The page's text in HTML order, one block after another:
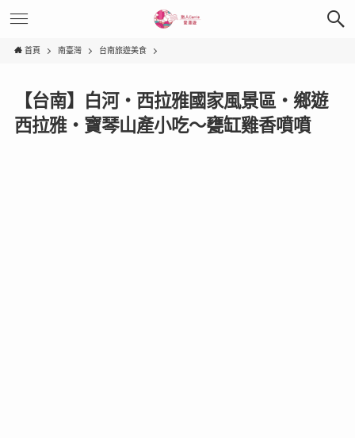
首頁 南臺灣 台南旅遊美食
【台南】白河‧西拉雅國家風景區‧鄉遊
西拉雅‧寶琴山產小吃～甕缸雞香噴噴